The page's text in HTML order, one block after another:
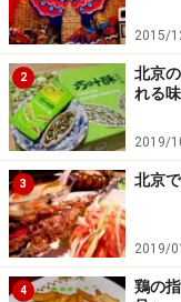
路地を一歩入れば懐
高級車が飛ぶように
中国全土で高所得
いますが、それが
2015/
2
北京
れる
2019/
3 北京
2019/
4
鶏の